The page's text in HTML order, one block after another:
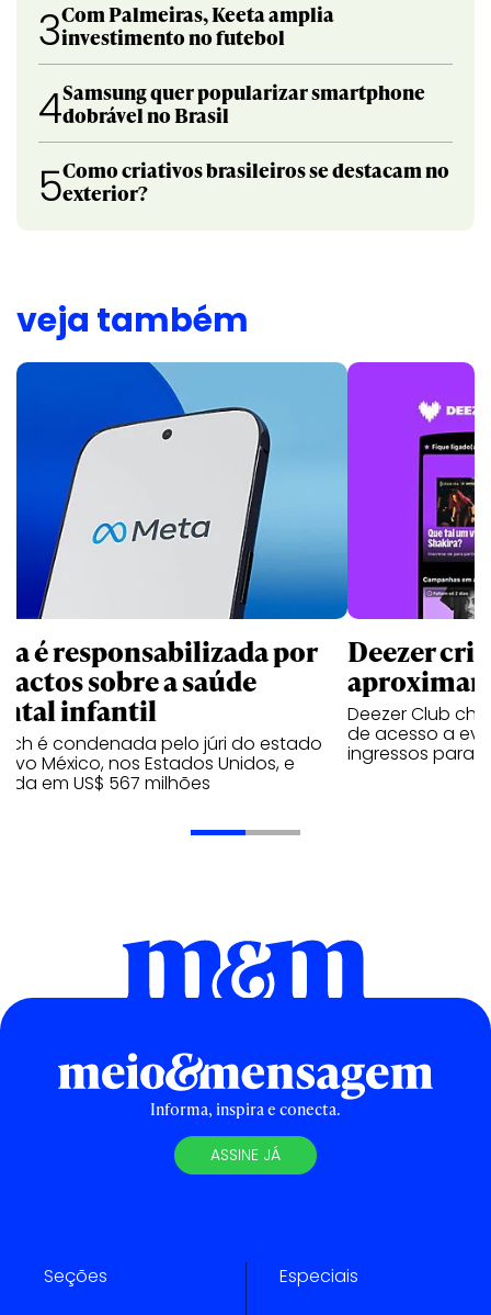
3Com Palmeiras, Keeta amplia
investimento no futebol
4Samsung quer popularizar smartphone
dobrável no Brasil
5Como criativos brasileiros se destacam no
exterior?
veja também
é responsabilizada por
sobre a saúde
infantil
é condenada pelo júri do estado
México, nos Estados Unidos, e
em US$ 567 milhões
Deezer
aproximar
Deezer Club
de acesso a
ingressos para
Informa, inspira e conecta.
ASSINE JÁ
Seções Especiais